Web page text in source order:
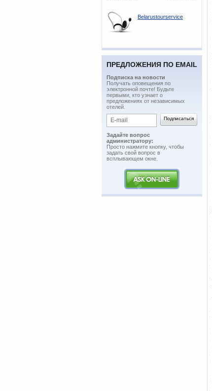
Belarustourservice
ПРЕДЛОЖЕНИЯ ПО EMAIL
Подписка на новости
​Получать оповещения по
электронной почте! Будьте
первыми, кто узнает о
предложениях от независимых
отелей.
Задайте вопрос
администратору:
Просто нажмите кнопку, чтобы
задать свой вопрос в
всплывающем окне.